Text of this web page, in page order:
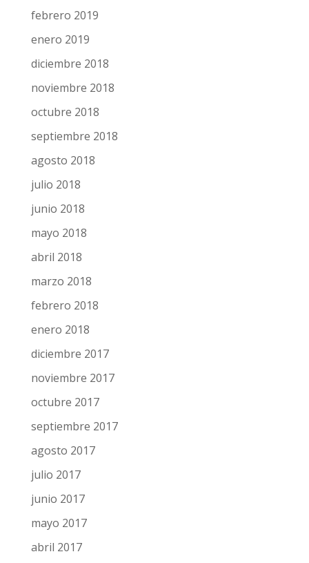
abril 2019
marzo 2019
febrero 2019
enero 2019
diciembre 2018
noviembre 2018
octubre 2018
septiembre 2018
agosto 2018
julio 2018
junio 2018
mayo 2018
abril 2018
marzo 2018
febrero 2018
enero 2018
diciembre 2017
noviembre 2017
octubre 2017
septiembre 2017
agosto 2017
julio 2017
junio 2017